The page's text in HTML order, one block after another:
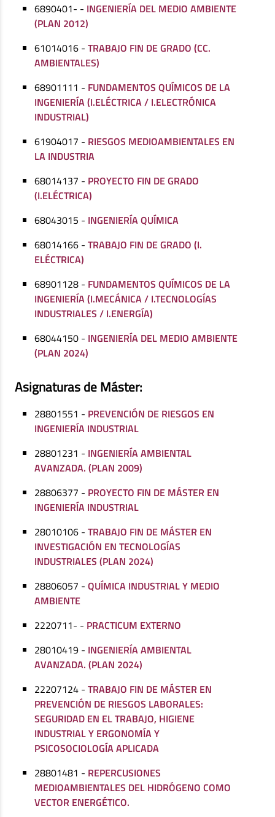
6890401- - INGENIERÍA DEL MEDIO AMBIENTE
(PLAN 2012)
61014016 - TRABAJO FIN DE GRADO (CC.
AMBIENTALES)
68901111 - FUNDAMENTOS QUÍMICOS DE LA
INGENIERÍA (I.ELÉCTRICA / I.ELECTRÓNICA
INDUSTRIAL)
61904017 - RIESGOS MEDIOAMBIENTALES EN
LA INDUSTRIA
68014137 - PROYECTO FIN DE GRADO
(I.ELÉCTRICA)
68043015 - INGENIERÍA QUÍMICA
68014166 - TRABAJO FIN DE GRADO (I.
ELÉCTRICA)
68901128 - FUNDAMENTOS QUÍMICOS DE LA
INGENIERÍA (I.MECÁNICA / I.TECNOLOGÍAS
INDUSTRIALES / I.ENERGÍA)
68044150 - INGENIERÍA DEL MEDIO AMBIENTE
(PLAN 2024)
Asignaturas de Máster:
28801551 - PREVENCIÓN DE RIESGOS EN
INGENIERÍA INDUSTRIAL
28801231 - INGENIERÍA AMBIENTAL
AVANZADA. (PLAN 2009)
28806377 - PROYECTO FIN DE MÁSTER EN
INGENIERÍA INDUSTRIAL
28010106 - TRABAJO FIN DE MÁSTER EN
INVESTIGACIÓN EN TECNOLOGÍAS
INDUSTRIALES (PLAN 2024)
28806057 - QUÍMICA INDUSTRIAL Y MEDIO
AMBIENTE
2220711- - PRACTICUM EXTERNO
28010419 - INGENIERÍA AMBIENTAL
AVANZADA. (PLAN 2024)
22207124 - TRABAJO FIN DE MÁSTER EN
PREVENCIÓN DE RIESGOS LABORALES:
SEGURIDAD EN EL TRABAJO, HIGIENE
INDUSTRIAL Y ERGONOMÍA Y
PSICOSOCIOLOGÍA APLICADA
28801481 - REPERCUSIONES
MEDIOAMBIENTALES DEL HIDRÓGENO COMO
VECTOR ENERGÉTICO.